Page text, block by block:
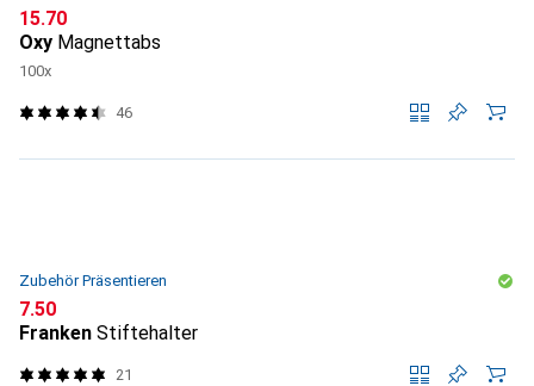
CHF
15.70
Oxy Magnettabs
100x
46
Zubehör Präsentieren
CHF
7.50
Franken Stiftehalter
21